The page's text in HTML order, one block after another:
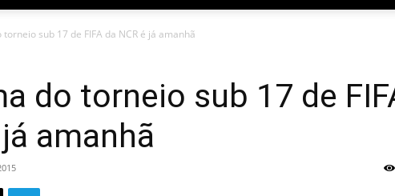
sub 17 de FIFA da NCR é já amanhã
do torneio sub 17 de
amanhã